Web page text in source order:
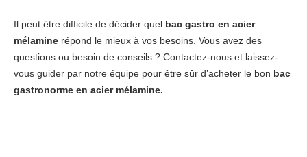
Il peut être difficile de décider quel bac gastro en acier
mélamine répond le mieux à vos besoins. Vous avez des
questions ou besoin de conseils ? Contactez-nous et laissez-
vous guider par notre équipe pour être sûr d’acheter le bon bac
gastronorme en acier mélamine.